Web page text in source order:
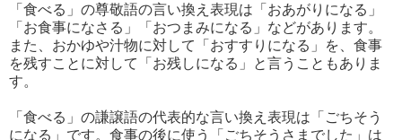
「食べる」の尊敬語の言い換え表現は「おあがりになる」
「お食事になさる」「おつまみになる」などがあります。
また、おかゆや汁物に対して「おすすりになる」を、食事
を残すことに対して「お残しになる」と言うこともありま
す。
「食べる」の謙譲語の代表的な言い換え表現は「ごちそう
になる」です。食事の後に使う「ごちそうさまでした」は